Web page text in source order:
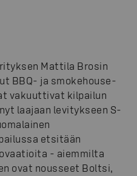
Mattila Brosin
BBQ- ja smokehouse-
vakuuttivat kilpailun
laajaan levitykseen S-
etsitään
- aiemmilta
ovat nousseet Boltsi,